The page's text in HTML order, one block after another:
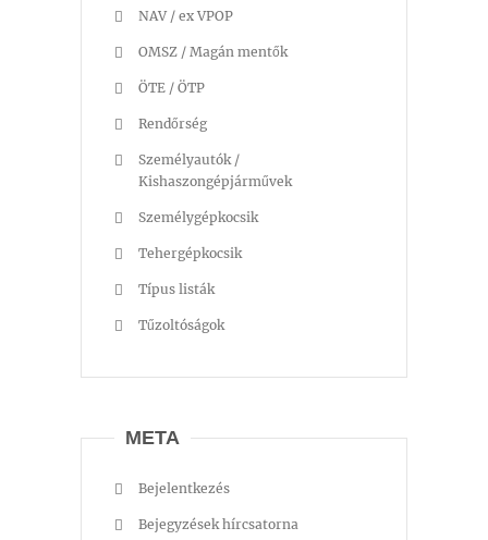
NAV / ex VPOP
OMSZ / Magán mentők
ÖTE / ÖTP
Rendőrség
Személyautók /
Kishaszongépjárművek
Személygépkocsik
Tehergépkocsik
Típus listák
Tűzoltóságok
META
Bejelentkezés
Bejegyzések hírcsatorna